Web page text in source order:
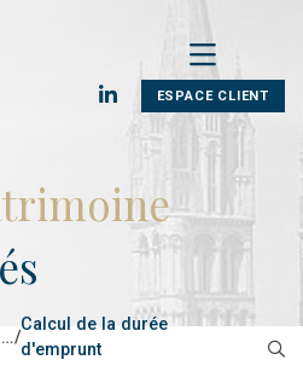
ESPACE CLIENT
Simulateurs/
Calcul de la durée
d'emprunt